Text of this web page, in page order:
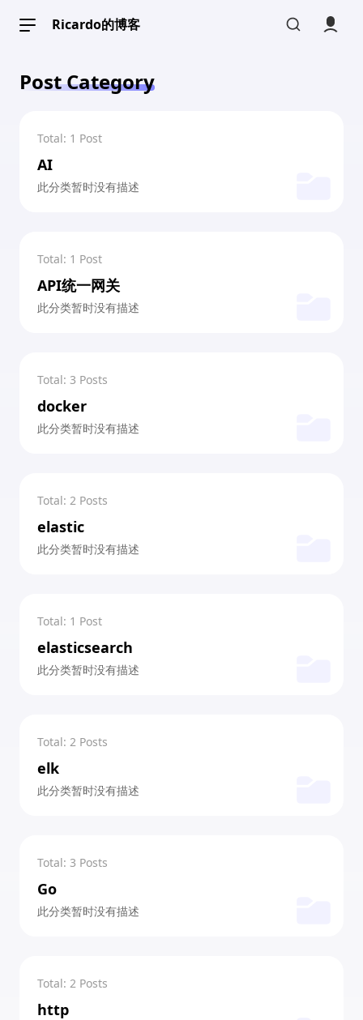
Ricardo的博客
文章档案
标签档案
分类档案
内容归档
我的动态
画册收藏
友情链接
Post Category
Total: 1 Post
AI
此分类暂时没有描述
Total: 1 Post
API统一网关
此分类暂时没有描述
Total: 3 Posts
docker
此分类暂时没有描述
Total: 2 Posts
elastic
此分类暂时没有描述
Total: 1 Post
elasticsearch
此分类暂时没有描述
Total: 2 Posts
elk
此分类暂时没有描述
Total: 3 Posts
Go
此分类暂时没有描述
Total: 2 Posts
http